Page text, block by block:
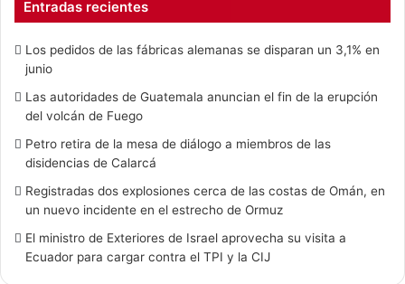
Entradas recientes
Los pedidos de las fábricas alemanas se disparan un 3,1% en
junio
Las autoridades de Guatemala anuncian el fin de la erupción
del volcán de Fuego
Petro retira de la mesa de diálogo a miembros de las
disidencias de Calarcá
Registradas dos explosiones cerca de las costas de Omán, en
un nuevo incidente en el estrecho de Ormuz
El ministro de Exteriores de Israel aprovecha su visita a
Ecuador para cargar contra el TPI y la CIJ